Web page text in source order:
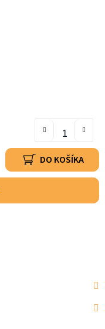
DO KOŠÍKA